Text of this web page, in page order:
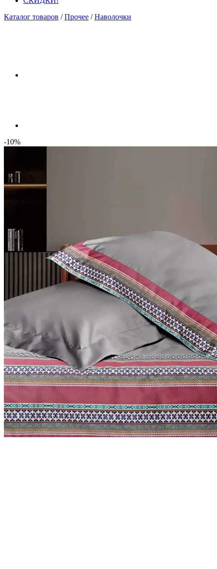
Каталог товаров / Прочее / Наволочки
-10%